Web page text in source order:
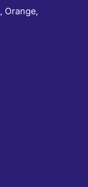
Orange,